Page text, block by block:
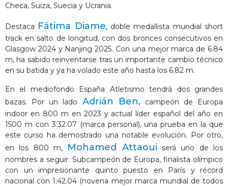
Checa, Suiza, Suecia y Ucrania.
Destaca Fátima Diame, doble medallista mundial short
track en salto de longitud, con dos bronces consecutivos en
Glasgow 2024 y Nanjing 2025. Con una mejor marca de 6.84
m, ha sabido reinventarse tras un importante cambio técnico
en su batida y ya ha volado este año hasta los 6.82 m.
En el mediofondo España Atletismo tendrá dos grandes
bazas. Por un lado Adrián Ben,campeón de Europa
indoor en 800 m en 2023 y actual líder español del año en
1500 m con 3:32.07 (marca personal), una prueba en la que
este curso ha demostrado una notable evolución. Por otro,
en los 800 m, Mohamed Attaoui será uno de los
nombres a seguir. Subcampeón de Europa, finalista olímpico
con un impresionante quinto puesto en París y récord
nacional con 1:42.04 (novena mejor marca mundial de todos